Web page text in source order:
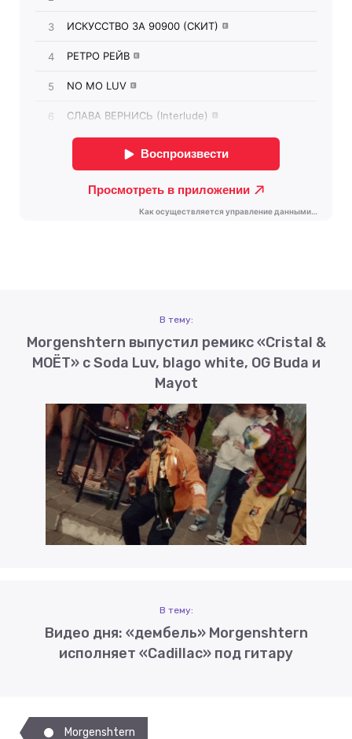
В тему:
Morgenshtern выпустил ремикс «Cristal &
МОЁТ» с Soda Luv, blago white, OG Buda и
Mayot
В тему:
Видео дня: «дембель» Morgenshtern
исполняет «Cadillac» под гитару
Morgenshtern